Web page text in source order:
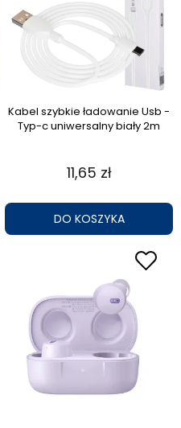
Kabel szybkie ładowanie Usb -
Typ-c uniwersalny biały 2m
11,65 zł
DO KOSZYKA